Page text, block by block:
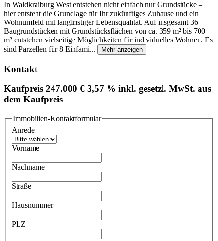
In Waldkraiburg West entstehen nicht einfach nur Grundstücke –
hier entsteht die Grundlage für Ihr zukünftiges Zuhause und ein
Wohnumfeld mit langfristiger Lebensqualität. Auf insgesamt 36
Baugrundstücken mit Grundstücksflächen von ca. 359 m² bis 700
m² entstehen vielseitige Möglichkeiten für individuelles Wohnen. Es
sind Parzellen für 8 Einfami...
Mehr anzeigen
Kontakt
Kaufpreis 247.000 € 3,57 % inkl. gesetzl. MwSt. aus
dem Kaufpreis
Immobilien-Kontaktformular
Anrede
Vorname
Nachname
Straße
Hausnummer
PLZ